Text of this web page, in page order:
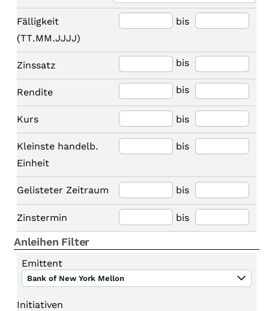
Fälligkeit
(TT.MM.JJJJ)
bis
Zinssatz bis
Rendite bis
Kurs bis
Kleinste handelb.
Einheit
bis
Gelisteter Zeitraum bis
Zinstermin bis
Anleihen Filter
Emittent
Bank of New York Mellon
Initiativen